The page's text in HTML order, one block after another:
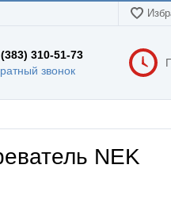
310-51-73
звонок
NEK